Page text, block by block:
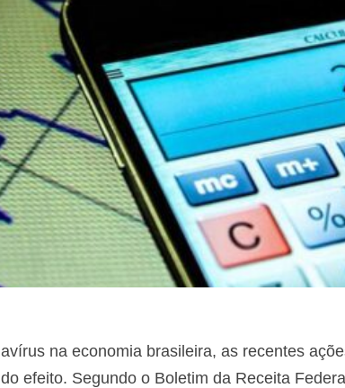
na economia brasileira, as recentes
efeito. Segundo o Boletim da Receita